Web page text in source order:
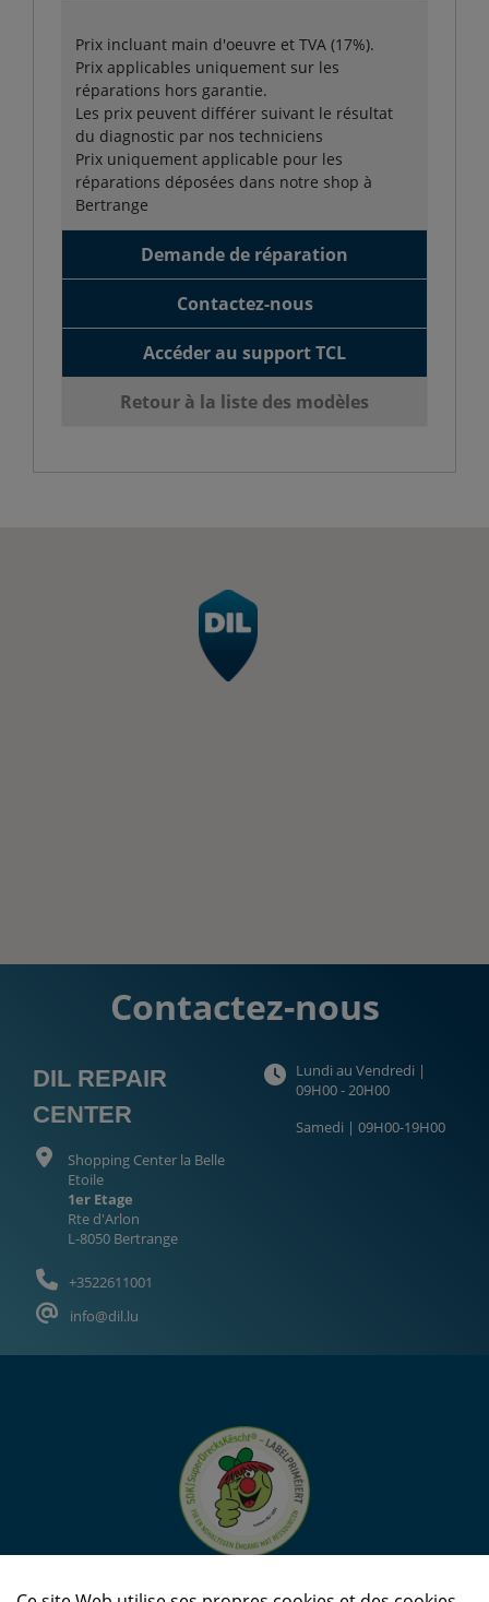
Prix incluant main d'oeuvre et TVA (17%).
Prix applicables uniquement sur les
réparations hors garantie.
Les prix peuvent différer suivant le résultat
du diagnostic par nos techniciens
Prix uniquement applicable pour les
réparations déposées dans notre shop à
Bertrange
Demande de réparation
Contactez-nous
Accéder au support TCL
Retour à la liste des modèles
Contactez-nous
DIL REPAIR
CENTER
Shopping Center la Belle
Etoile
1er Etage
Rte d'Arlon
L-8050 Bertrange
+3522611001
info@dil.lu
Lundi au Vendredi |
09H00 - 20H00
Samedi | 09H00-19H00